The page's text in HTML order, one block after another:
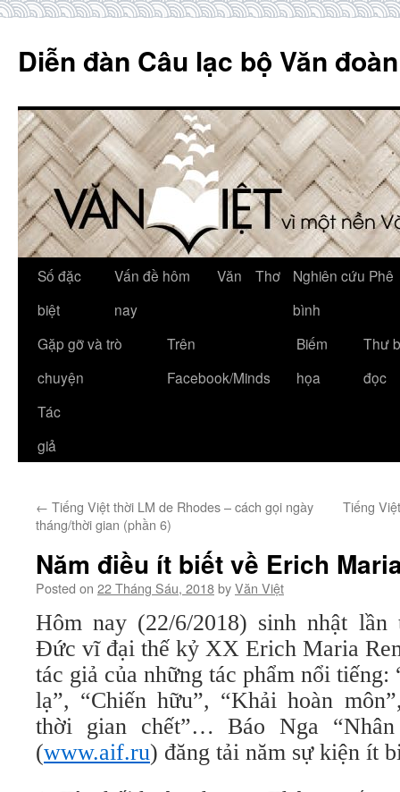
content
Diễn đàn Câu lạc bộ Văn
Số đặc
biệt
Vấn đề hôm
nay
Văn Thơ
Nghiên cứu Phê
bình
Gặp gỡ và trò
chuyện
Trên
Facebook/Minds
Biếm
họa
Thư
đọc
Tác
giả
← Tiếng Việt thời LM de Rhodes – cách gọi ngày
tháng/thời gian (phần 6)
Tiếng
Năm điều ít biết về Erich
Posted on 22 Tháng Sáu, 2018byVăn Việt
Hôm nay (22/6/2018) sinh nhật
Đức vĩ đại thế kỷ XX Erich Maria
tác giả của những tác phẩm nổi tiếng:
lạ”, “Chiến hữu”, “Khải hoàn
thời gian chết”… Báo Nga
(www.aif.ru) đăng tải năm sự kiện ít